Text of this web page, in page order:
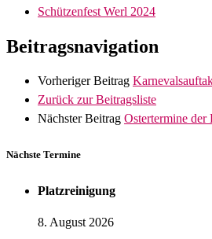
Schützenfest Werl 2024
Beitragsnavigation
Vorheriger Beitrag
Zurück zur Beitragsliste
Nächster Beitrag Ostertermine der
Nächste Termine
Platzreinigung
8. August 2026